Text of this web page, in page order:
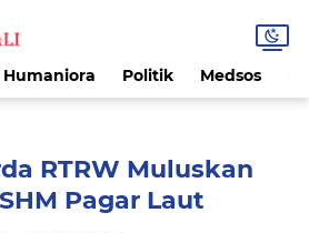
Humaniora Politik Medsos
RTRW Muluskan
Pagar Laut